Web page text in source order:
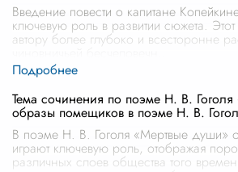
Введение повести о капитане
ключевую роль в развитии сюжета.
автору более глубоко и всесторонне
Тема сочинения по поэме Н. В.
образы помещиков в поэме Н. В.
В поэме Н. В. Гоголя «Мертвые души»
играют ключевую роль, отображая
различных слоев общества того